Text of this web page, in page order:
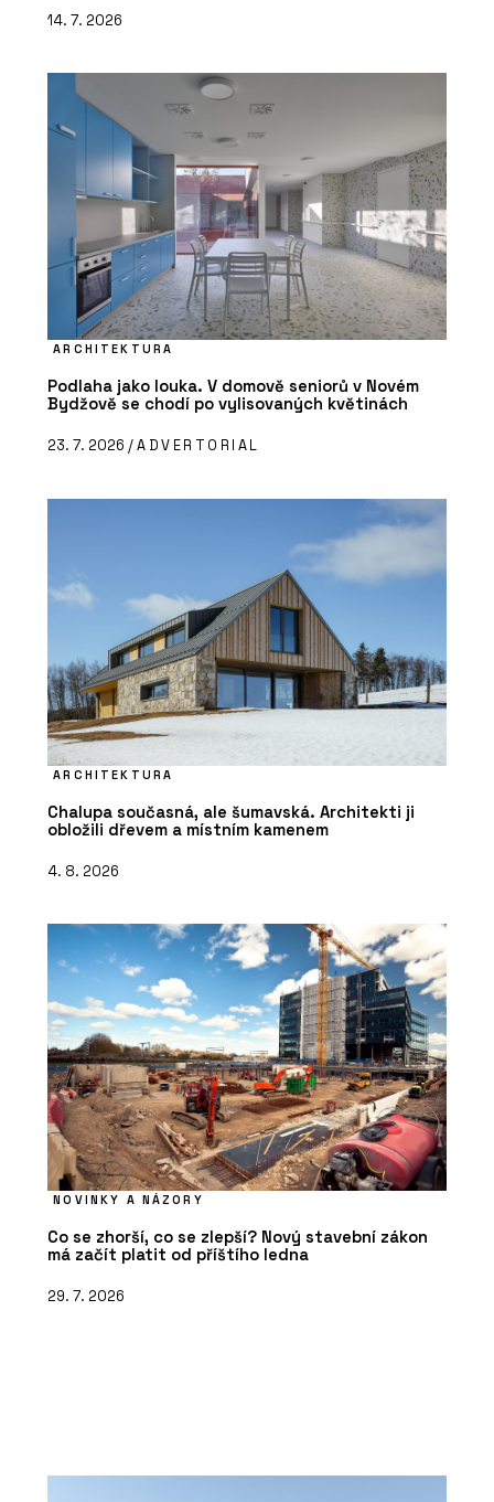
14. 7. 2026
ARCHITEKTURA
Podlaha jako louka. V domově seniorů v Novém
Bydžově se chodí po vylisovaných květinách
23. 7. 2026 /ADVERTORIAL
ARCHITEKTURA
Chalupa současná, ale šumavská. Architekti ji
obložili dřevem a místním kamenem
4. 8. 2026
NOVINKY A NÁZORY
Co se zhorší, co se zlepší? Nový stavební zákon
má začít platit od příštího ledna
29. 7. 2026